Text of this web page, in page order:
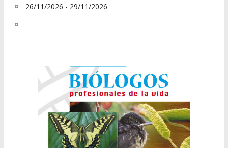
26/11/2026 - 29/11/2026